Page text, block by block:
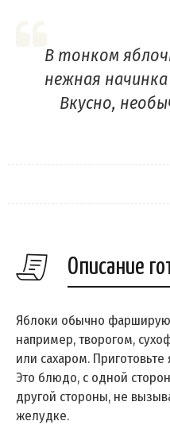
В тонком
нежная
Вкусно,
Описание
Яблоки обычно
например, творогом,
или сахаром.
Это блюдо, с одной
другой стороны, не
желудке.